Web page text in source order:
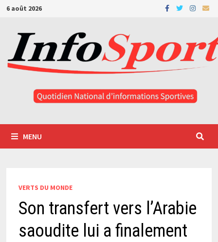
Passer
contenu
6 août 2026
MENU
VERTS DU MONDE
Son transfert vers l’Arabie
saoudite lui a finalement